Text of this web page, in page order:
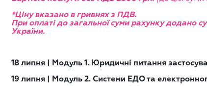
*Ціну вказано в гривнях з ПДВ.
При оплаті до загальної суми рахунку додано
України.
18 липня | Модуль 1. Юридичні питання
19 липня | Модуль 2. Системи ЕДО та